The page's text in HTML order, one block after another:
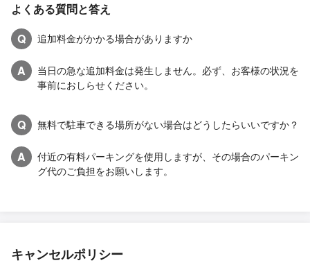
よくある質問と答え
Q
追加料金がかかる場合がありますか
A
当日の急な追加料金は発生しません。必ず、お客様の状況を
事前におしらせください。
Q 無料で駐車できる場所がない場合はどうしたらいいですか？
A
付近の有料パーキングを使用しますが、その場合のパーキン
グ代のご負担をお願いします。
キャンセルポリシー